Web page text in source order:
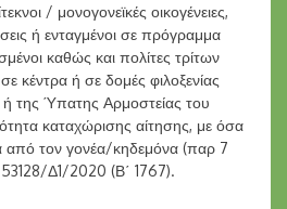
/ μονογονεϊκές οικογένειες,
ή ενταγμένοι σε πρόγραμμα
καθώς και πολίτες τρίτων
κέντρα ή σε δομές φιλοξενίας
ή της Ύπατης Αρμοστείας του
καταχώρισης αίτησης, με όσα
από τον γονέα/κηδεμόνα (παρ 7
Δ1/2020 (Β΄ 1767).